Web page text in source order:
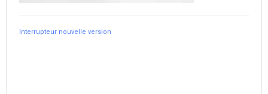
Interrupteur nouvelle version